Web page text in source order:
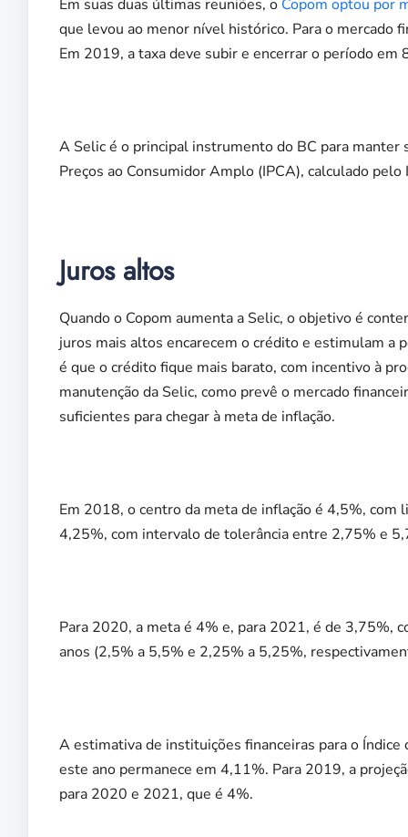
Em suas duas últimas reuniões, o Copom optou por
que levou ao menor nível histórico. Para o mercado
Em 2019, a taxa deve subir e encerrar o período em
A Selic é o principal instrumento do BC para
Preços ao Consumidor Amplo (IPCA), calculado
Juros altos
Quando o Copom aumenta a Selic, o objetivo é
juros mais altos encarecem o crédito e estimulam a
é que o crédito fique mais barato, com incentivo à
manutenção da Selic, como prevê o mercado
suficientes para chegar à meta de inflação.
Em 2018, o centro da meta de inflação é 4,5%,
4,25%, com intervalo de tolerância entre 2,75% e
Para 2020, a meta é 4% e, para 2021, é de 3,75%,
anos (2,5% a 5,5% e 2,25% a 5,25%,
A estimativa de instituições financeiras para o
este ano permanece em 4,11%. Para 2019, a
para 2020 e 2021, que é 4%.